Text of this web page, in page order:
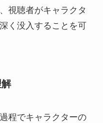
視聴者がキャラクタ
く没入することを可
程でキャラクターの